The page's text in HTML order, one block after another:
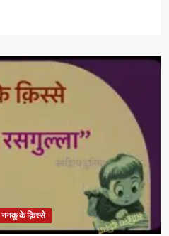
ननकू के क़िस्से